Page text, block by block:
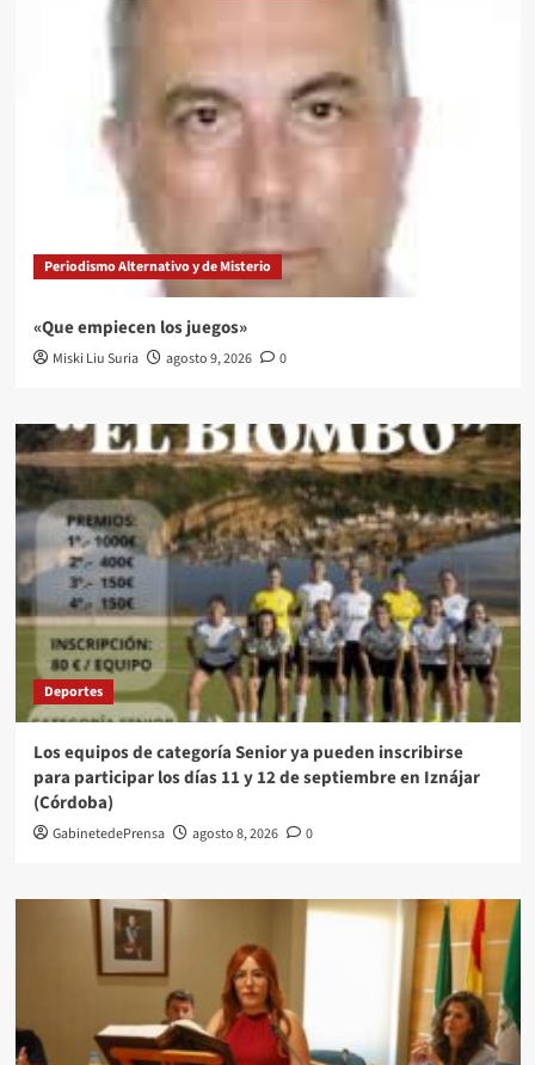
Periodismo Alternativo y de Misterio
«Que empiecen los juegos»
Miski Liu Suria agosto 9, 2026 0
Deportes
Los equipos de categoría Senior ya pueden inscribirse
para participar los días 11 y 12 de septiembre en Iznájar
(Córdoba)
GabinetedePrensa agosto 8, 2026 0